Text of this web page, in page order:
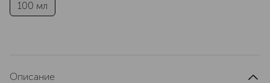
100 мл
Описание